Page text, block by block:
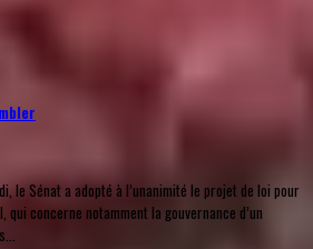
le Sénat a adopté à l’unanimité le projet de loi pour
concerne notamment la gouvernance d’un